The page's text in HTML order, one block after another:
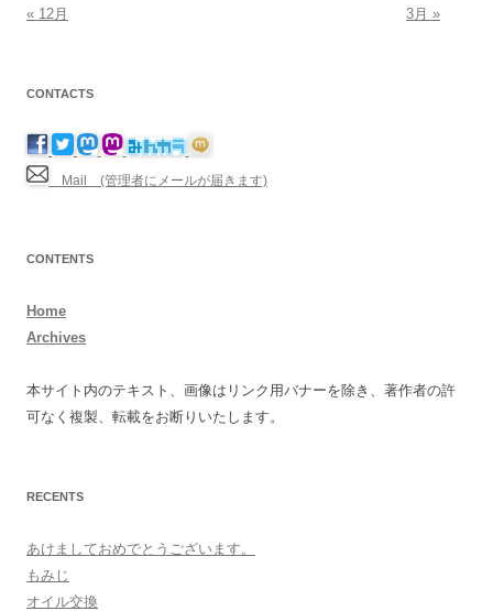
« 12月
3月 »
CONTACTS
Mail (管理者にメールが届きます)
CONTENTS
Home
Archives
本サイト内のテキスト、画像はリンク用バナーを除き、著作者の許
可なく複製、転載をお断りいたします。
RECENTS
あけましておめでとうございます。
もみじ
オイル交換